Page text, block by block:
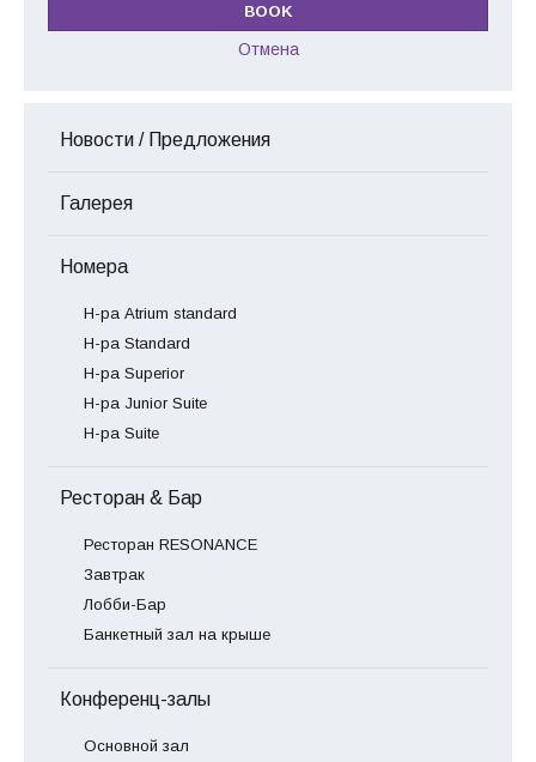
Отмена
Новости / Предложения
Галерея
Номера
Н-ра Atrium standard
Н-ра Standard
Н-ра Superior
Н-ра Junior Suite
Н-ра Suite
Ресторан & Бар
Ресторан RESONANCE
Завтрак
Лобби-Бар
Банкетный зал на крыше
Конференц-залы
Основной зал